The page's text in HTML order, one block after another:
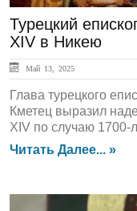
Турецкий
XIV в Никею
Май 13, 2025
Глава турецкого
Кметец выразил
XIV по случаю 1700-
Читать Далее... »